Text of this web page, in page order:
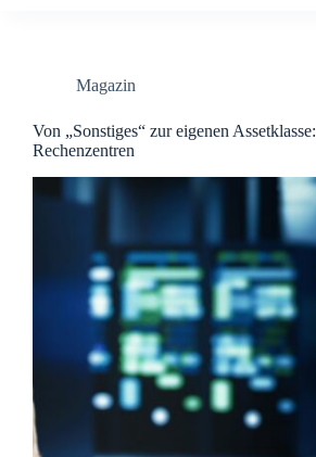
Magazin
Von „Sonstiges“ zur eigenen Assetklasse:
Rechenzentren